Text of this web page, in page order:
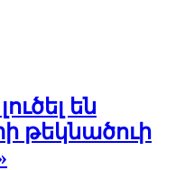
են
թեկնածուի